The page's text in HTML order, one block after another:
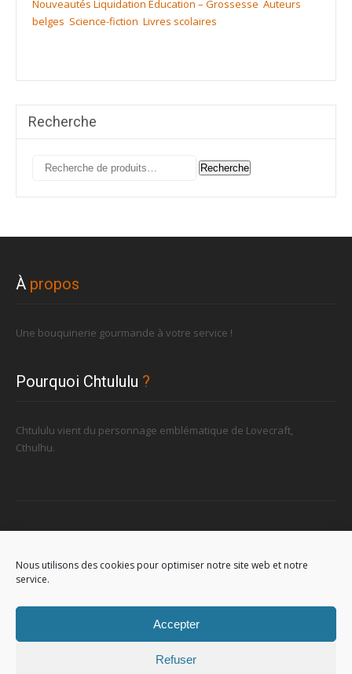
Nous utilisons des cookies pour optimiser notre site web et notre
service.
Accepter
Refuser
Nouveautés Liquidation Education – Grossesse Auteurs
belges Science-fiction Livres scolaires
Recherche
Recherche
Recherche
À propos
Une bouquinerie gourmande à votre service !
Pourquoi Chtululu ?
Chtululu vient du personnage emblématique de Lovecraft,
Cthulhu.